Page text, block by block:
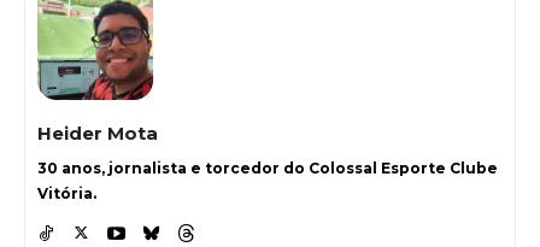
Heider Mota
30 anos, jornalista e torcedor do Colossal Esporte Clube
Vitória.